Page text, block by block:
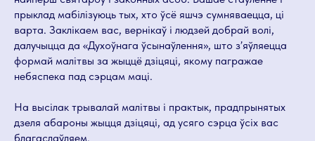
прыклад мабілізуюць тых, хто ўсё яшчэ сумняваецца, ці
варта. Заклікаем вас, вернікаў і людзей добрай волі,
далучыцца да «Духоўнага ўсынаўлення», што зʼяўляецца
формай малітвы за жыццё дзіцяці, якому пагражае
небяспека пад сэрцам маці.
На высілак трывалай малітвы і практык, прадпрынятых
дзеля абароны жыцця дзіцяці, ад усяго сэрца ўсіх вас
благаслаўляем.